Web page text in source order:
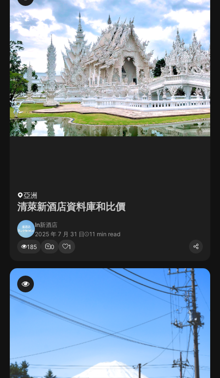
亞洲
清萊新酒店資料庫和比價
In新酒店
2025 年 7 月 31 日
11 min read
185
0 1